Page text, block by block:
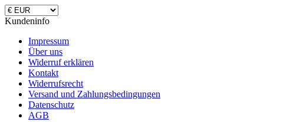
Kundeninfo
Impressum
Über uns
Widerruf erklären
Kontakt
Widerrufsrecht
Versand und Zahlungsbedingungen
Datenschutz
AGB